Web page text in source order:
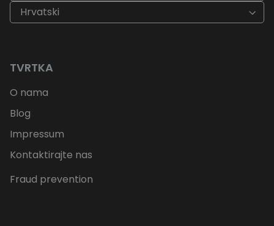
Hrvatski
TVRTKA
O nama
Blog
Impressum
Kontaktirajte nas
Fraud prevention